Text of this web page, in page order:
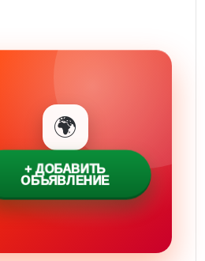
🌍
+ ДОБАВИТЬ
ОБЪЯВЛЕНИЕ